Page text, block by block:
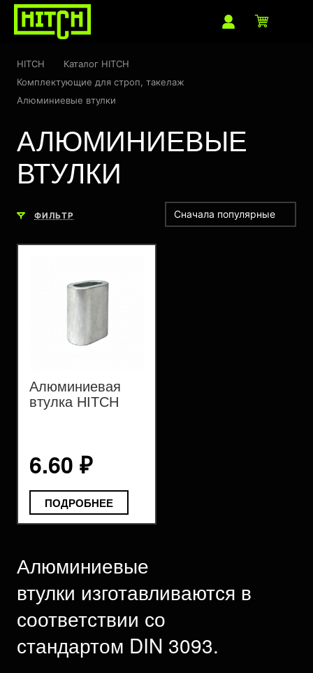
HITCH
Каталог HITCH
Комплектующие для строп, такелаж
Алюминиевые втулки
АЛЮМИНИЕВЫЕ
ВТУЛКИ
ФИЛЬТР Сначала популярные
Алюминиевая
втулка HITCH
6.60 ₽
ПОДРОБНЕЕ
Алюминиевые
втулки изготавливаются в
соответствии со
стандартом DIN 3093.